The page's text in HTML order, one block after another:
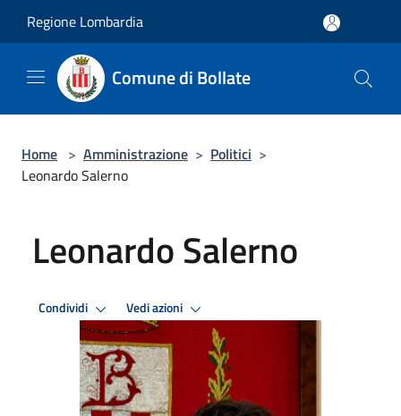
Regione Lombardia
Comune di Bollate
Home > Amministrazione > Politici >
Leonardo Salerno
Leonardo Salerno
Condividi Vedi azioni